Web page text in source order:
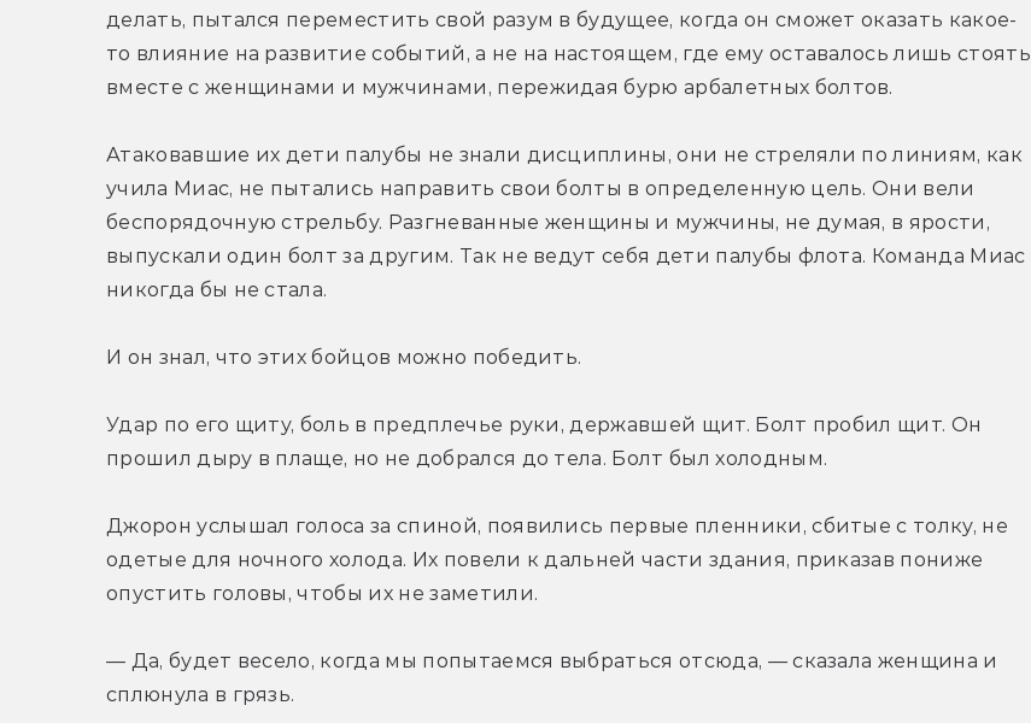
делать, пытался переместить свой разум в будущее, когда он сможет оказать какое-
то влияние на развитие событий, а не на настоящем, где ему оставалось лишь стоять
вместе с женщинами и мужчинами, пережидая бурю арбалетных болтов.
Атаковавшие их дети палубы не знали дисциплины, они не стреляли по линиям, как
учила Миас, не пытались направить свои болты в определенную цель. Они вели
беспорядочную стрельбу. Разгневанные женщины и мужчины, не думая, в ярости,
выпускали один болт за другим. Так не ведут себя дети палубы флота. Команда Миас
никогда бы не стала.
И он знал, что этих бойцов можно победить.
Удар по его щиту, боль в предплечье руки, державшей щит. Болт пробил щит. Он
прошил дыру в плаще, но не добрался до тела. Болт был холодным.
Джорон услышал голоса за спиной, появились первые пленники, сбитые с толку, не
одетые для ночного холода. Их повели к дальней части здания, приказав пониже
опустить головы, чтобы их не заметили.
— Да, будет весело, когда мы попытаемся выбраться отсюда, — сказала женщина и
сплюнула в грязь.